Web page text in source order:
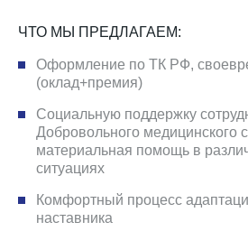
ЧТО МЫ ПРЕДЛАГАЕМ:
Оформление по ТК РФ,
(оклад+премия)
Социальную поддержку
Добровольного медицинского
материальная помощь в
ситуациях
Комфортный процесс
наставника